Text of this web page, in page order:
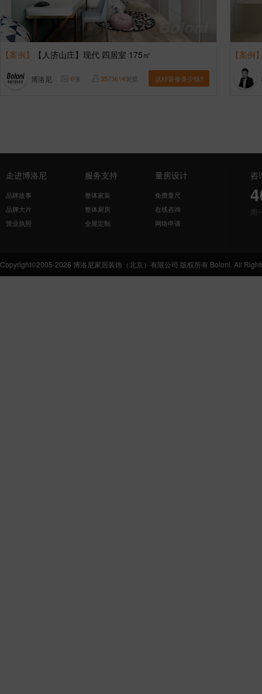
【案例】 【人济山庄】现代 四居室 175㎡
博洛尼 6张 3573614浏览 这样装修多少钱?
【案例
走进博洛尼
品牌故事
品牌大片
营业执照
服务支持
整体家装
整体厨房
全屋定制
量房设计
免费量尺
在线咨询
网络申请
咨
周
Copyright©2005-2026 博洛尼家居装饰（北京）有限公司 版权所有 Boloni. All